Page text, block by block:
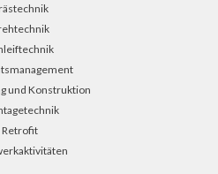
und Konstruktion
Retrofit